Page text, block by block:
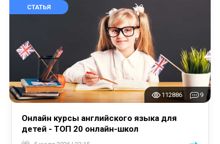
СТАТЬЯ
112886 9
Онлайн курсы английского языка для
детей - ТОП 20 онлайн-школ